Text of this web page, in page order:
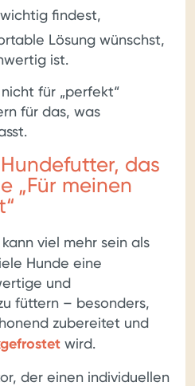
findest,
Lösung wünschst,
ist.
für „perfekt“
für das, was
das
„Für meinen
kann viel mehr sein als
Hunde eine
und
füttern – besonders,
zubereitet und
wird.
der einen individuellen